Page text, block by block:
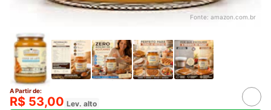
Fonte: amazon.com.br
A Partir de:
R$ 53,00 Lev. alto